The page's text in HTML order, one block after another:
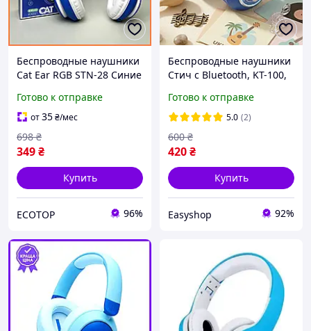
Беспроводные наушники
Cat Ear RGB STN-28 Синие
детей и молодежи с
подсветкой
Готово к отправке
от35₴/мес
349₴
698 ₴
Купить
ECOTOP 96%
Беспроводные наушники
Стич с Bluetooth, KT-100,
наушники накладные /
Блютуз наушники для
детей
Готово к отправке
5.0 (2)
420₴
600 ₴
Купить
Easyshop 92%